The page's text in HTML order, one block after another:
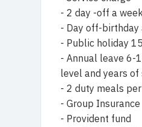
- 2 day -off a
- Day off-
- Public holiday
- Annual leave 6-
level and years of
- 2 duty meals
- Group Insurance
- Provident fund